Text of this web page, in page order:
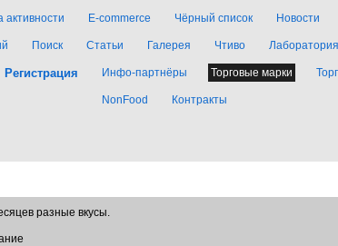
активности E-commerce Чёрный список Новости
Поиск Статьи Галерея Чтиво Лаборатория
Регистрация Инфо-партнёры Торговые марки
NonFood Контракты
разные вкусы.